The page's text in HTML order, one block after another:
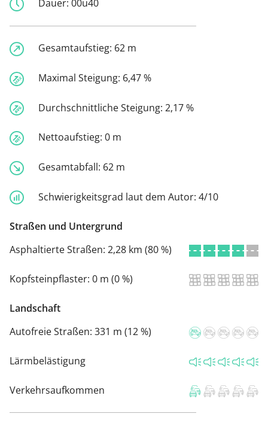
Dauer: 00u40
Gesamtaufstieg: 62 m
Maximal Steigung: 6,47 %
Durchschnittliche Steigung: 2,17 %
Nettoaufstieg: 0 m
Gesamtabfall: 62 m
Schwierigkeitsgrad laut dem Autor: 4/10
Straßen und Untergrund
Asphaltierte Straßen: 2,28 km (80 %)
Kopfsteinpflaster: 0 m (0 %)
Landschaft
Autofreie Straßen: 331 m (12 %)
Lärmbelästigung
Verkehrsaufkommen